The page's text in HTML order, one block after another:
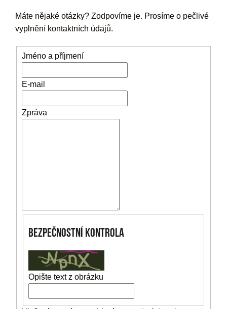
Máte nějaké otázky? Zodpovíme je. Prosíme o pečlivé
vyplnění kontaktních údajů.
Jméno a příjmení
E-mail
Zpráva
Bezpečnostní kontrola
Opište text z obrázku